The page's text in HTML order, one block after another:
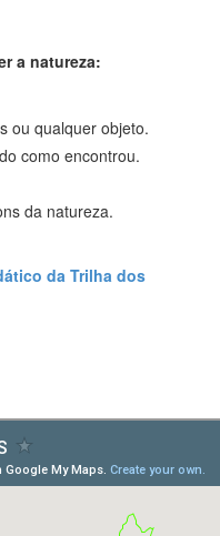
a natureza:
ou qualquer objeto.
como encontrou.
da natureza.
da Trilha dos